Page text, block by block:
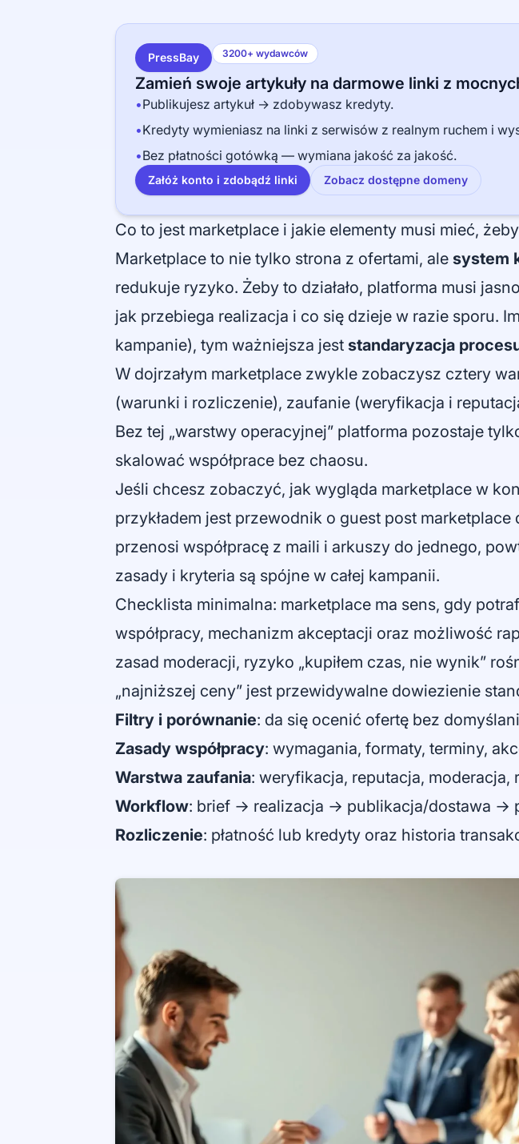
PressBay 3200+ wydawców
Zamień swoje artykuły na darmowe linki z
•Publikujesz artykuł → zdobywasz kredyty.
•Kredyty wymieniasz na linki z serwisów z realnym ruchem i
•Bez płatności gotówką — wymiana jakość za jakość.
Załóż konto i zdobądź linki Zobacz dostępne domeny
Co to jest marketplace i jakie elementy musi mieć, żeby
Marketplace to nie tylko strona z ofertami, ale system
redukuje ryzyko. Żeby to działało, platforma musi
jak przebiega realizacja i co się dzieje w razie sporu.
kampanie), tym ważniejsza jest standaryzacja
W dojrzałym marketplace zwykle zobaczysz cztery
(warunki i rozliczenie), zaufanie (weryfikacja i
Bez tej „warstwy operacyjnej” platforma pozostaje
skalować współprace bez chaosu.
Jeśli chcesz zobaczyć, jak wygląda marketplace w
przykładem jest przewodnik o guest post marketplace
przenosi współpracę z maili i arkuszy do jednego,
zasady i kryteria są spójne w całej kampanii.
Checklista minimalna: marketplace ma sens, gdy
współpracy, mechanizm akceptacji oraz możliwość
zasad moderacji, ryzyko „kupiłem czas, nie wynik”
„najniższej ceny” jest przewidywalne dowiezienie
Filtry i porównanie: da się ocenić ofertę bez
Zasady współpracy: wymagania, formaty, terminy,
Warstwa zaufania: weryfikacja, reputacja, moderacja,
Workflow: brief → realizacja → publikacja/dostawa →
Rozliczenie: płatność lub kredyty oraz historia